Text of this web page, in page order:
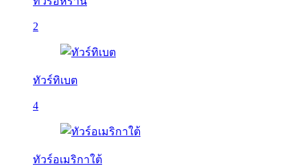
2
ทัวร์ทิเบต
4
ทัวร์อเมริกาใต้